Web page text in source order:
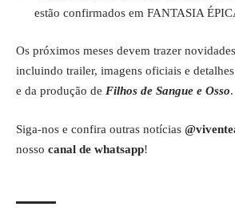
estão confirmados em FANTASIA
Os próximos meses devem trazer
incluindo trailer, imagens oficiais e
e da produção de Filhos de Sangue e Osso.
Siga-nos e confira outras notícias
nosso canal de whatsapp!